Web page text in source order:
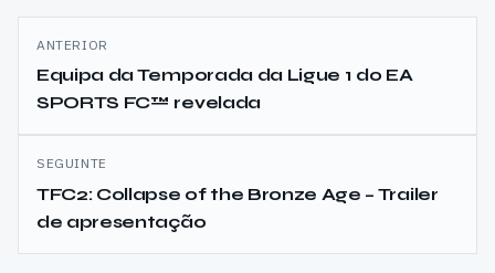
Navegação
de
artigos
ANTERIOR
Equipa da Temporada da Ligue 1 do EA
SPORTS FC™ revelada
SEGUINTE
TFC2: Collapse of the Bronze Age – Trailer
de apresentação